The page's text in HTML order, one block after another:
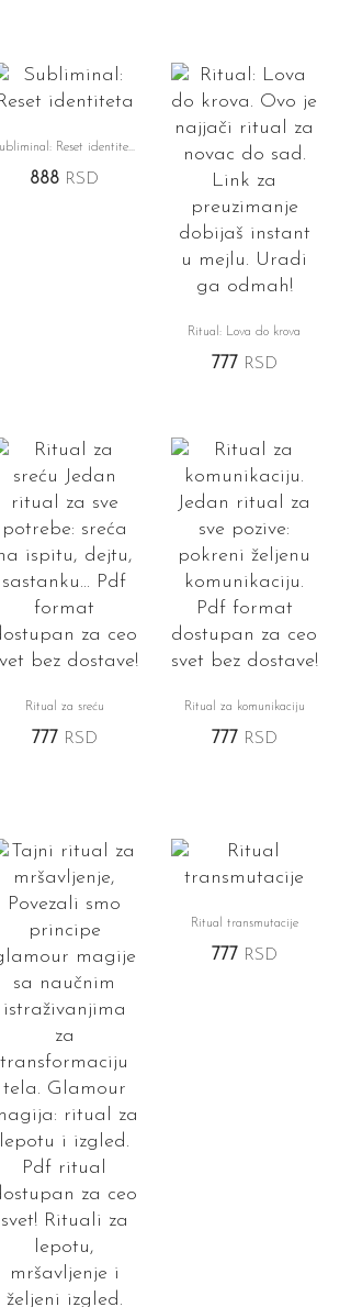
Subliminal: Reset identiteta
888 RSD
Ritual: Lova do krova
777 RSD
Ritual za sreću
777 RSD
Ritual za komunikaciju
777 RSD
Ritual transmutacije
777 RSD